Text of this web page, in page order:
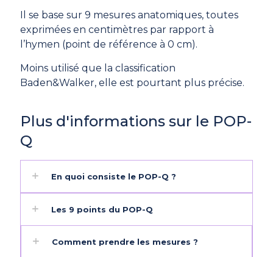
Il se base sur 9 mesures anatomiques, toutes
exprimées en centimètres par rapport à
l’hymen (point de référence à 0 cm).
Moins utilisé que la classification
Baden&Walker, elle est pourtant plus précise.
Plus d'informations sur le POP-
Q
En quoi consiste le POP-Q ?
Les 9 points du POP-Q
Comment prendre les mesures ?